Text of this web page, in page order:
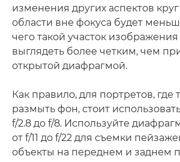
изменения других аспектов круг
области вне фокуса будет
чего такой участок изображения
выглядеть более четким, чем
открытой диафрагмой.
Как правило, для портретов, где
размыть фон, стоит
f/2.8 до f/8. Используйте
от f/11 до f/22 для съемки
объекты на переднем и заднем